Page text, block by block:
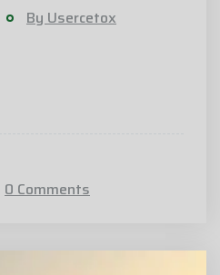
By Usercetox
0 Comments